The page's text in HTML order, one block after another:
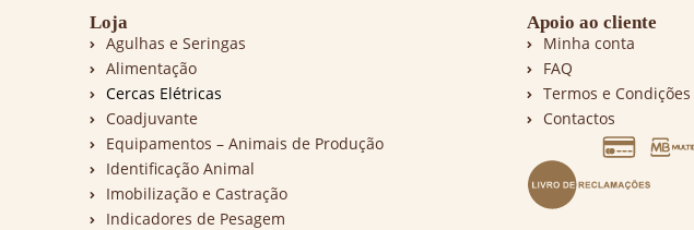
Loja
Agulhas e Seringas
Alimentação
Cercas Elétricas
Coadjuvante
Equipamentos – Animais de Produção
Identificação Animal
Imobilização e Castração
Indicadores de Pesagem
Apoio ao cliente
Minha conta
FAQ
Termos e Condições
Contactos